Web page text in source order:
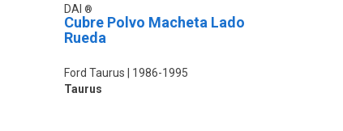
DAI
Cubre Polvo Macheta Lado
Rueda
Ford Taurus
1986-1995
Taurus